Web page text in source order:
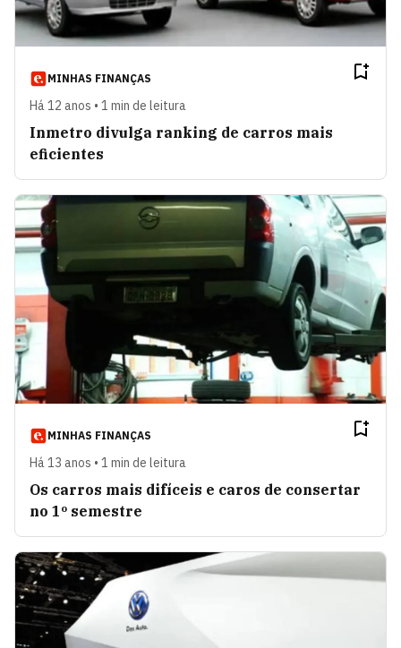
MINHAS FINANÇAS
Há 12 anos • 1 min de leitura
Inmetro divulga ranking de carros mais
eficientes
MINHAS FINANÇAS
Há 13 anos • 1 min de leitura
Os carros mais difíceis e caros de consertar
no 1º semestre